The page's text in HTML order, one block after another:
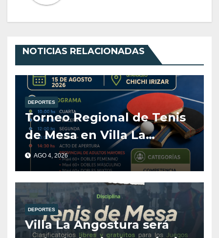
NOTICIAS RELACIONADAS
DEPORTES
Torneo Regional de Tenis
de Mesa en Villa La
Angostura
AGO 4, 2026
DEPORTES
Villa La Angostura será